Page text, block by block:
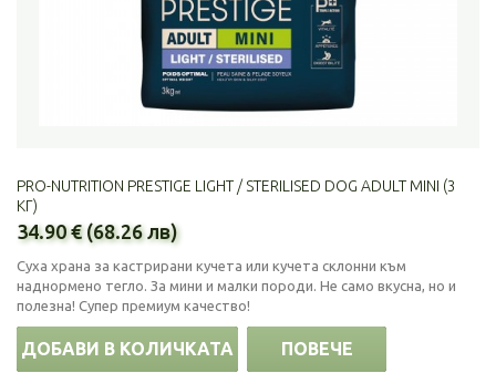
PRO-NUTRITION PRESTIGE LIGHT / STERILISED DOG ADULT MINI (3
КГ)
34.90 € (68.26 лв)
Суха храна за кастрирани кучета или кучета склонни към
наднормено тегло. За мини и малки породи. Не само вкусна, но и
полезна! Супер премиум качество!
ДОБАВИ В КОЛИЧКАТА ПОВЕЧЕ